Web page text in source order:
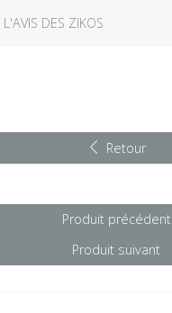
L'AVIS DES ZIKOS
Retour
Produit précédent
Produit suivant